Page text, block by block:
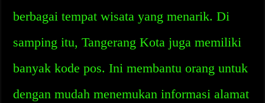
berbagai tempat wisata yang menarik. Di
samping itu, Tangerang Kota juga memiliki
banyak kode pos. Ini membantu orang untuk
dengan mudah menemukan informasi alamat